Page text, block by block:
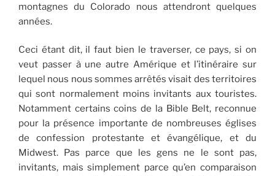
montagnes du Colorado nous attendront quelques
années.
Ceci étant dit, il faut bien le traverser, ce pays, si on
veut passer à une autre Amérique et l’itinéraire sur
lequel nous nous sommes arrêtés visait des territoires
qui sont normalement moins invitants aux touristes.
Notamment certains coins de la Bible Belt, reconnue
pour la présence importante de nombreuses églises
de confession protestante et évangélique, et du
Midwest. Pas parce que les gens ne le sont pas,
invitants, mais simplement parce qu’en comparaison